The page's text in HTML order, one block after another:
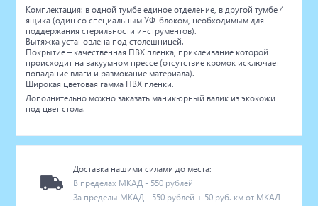
Комплектация: в одной тумбе единое отделение, в другой тумбе 4
ящика (один со специальным УФ-блоком, необходимым для
поддержания стерильности инструментов).
Вытяжка установлена под столешницей.
Покрытие – качественная ПВХ пленка, приклеивание которой
происходит на вакуумном прессе (отсутствие кромок исключает
попадание влаги и размокание материала).
Широкая цветовая гамма ПВХ пленки.
Дополнительно можно заказать маникюрный валик из экокожи
под цвет стола.
Доставка нашими силами до места:
В пределах МКАД - 550 рублей
За пределы МКАД - 550 рублей + 50 руб. км от МКАД